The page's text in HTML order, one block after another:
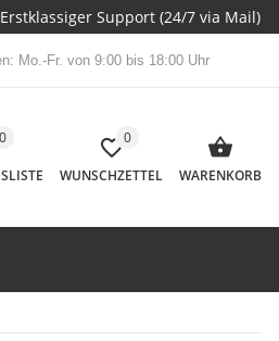
Erstklassiger Support (24/7 via Mail)
Mo.-Fr. von 9:00 bis 18:00 Uhr
0 0
WUNSCHZETTEL WARENKORB